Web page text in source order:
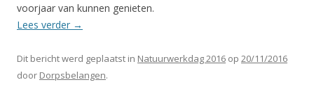
voorjaar van kunnen genieten.
Lees verder →
Dit bericht werd geplaatst in Natuurwerkdag 2016 op 20/11/2016
door Dorpsbelangen.